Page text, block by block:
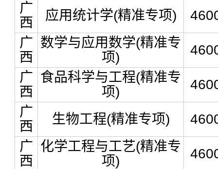
广
西
应用统计学(精准专项)
广
西
数学与应用数学(精准专
项)
广
西
食品科学与工程(精准专
项)
广
西
生物工程(精准专项)
广
西
化学工程与工艺(精准专
项)